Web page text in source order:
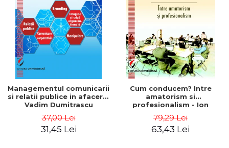
ADMINISTRATIVE
ȘTIINȚE ECONOMICE
ȘTIINȚE EXACTE
EDUCAȚIE FIZICĂ ȘI SPORT
PREUNIVERSITARIA
TIMP LIBER
ÎN CURS DE APARIȚIE
NOUTĂȚI
PACHETE DE STUDIU
PROMOȚIILE LUNII
Cum Cumpăr
Livrare
Politica de Retur
Formular de Retur
Distribuitori
Managementul comunicarii
si relatii publice in afaceri -
Vadim Dumitrascu
37,00 Lei
31,45 Lei
Cum conducem? Intre
amatorism si
profesionalism - Ion
79,29 Lei
63,43 Lei